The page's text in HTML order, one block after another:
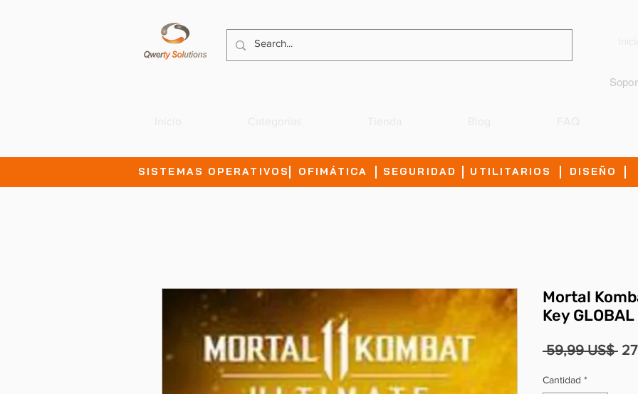
Mortal
Key GLOBAL
59,99 US$
Cantidad *
SISTEMAS OPERATIVOS OFIMÁTICA SEGURIDAD UTILITARIOS DISEÑO